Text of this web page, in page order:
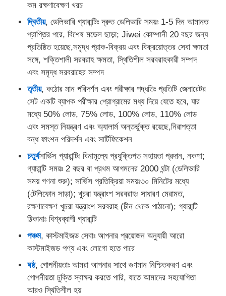
কম রক্ষণাবেক্ষণ খরচ
দ্বিতীয়, ডেলিভারি গ্যারান্টিঃ দ্রুত ডেলিভারি সময়ঃ 1-5 দিন আমানত
প্রাপ্তির পরে, বিশেষ মডেল ছাড়া; Jiwei কোম্পানী 20 বছর জন্য
প্রতিষ্ঠিত হয়েছে,সমৃদ্ধ প্রাক-বিক্রয় এবং বিক্রয়োত্তর সেবা ক্ষমতা
সঙ্গে, শক্তিশালী সরবরাহ ক্ষমতা, স্থিতিশীল সরবরাহকারী সম্পদ
এবং সমৃদ্ধ সরবরাহের সম্পদ
তৃতীয়, কঠোর মান পরিদর্শন এবং পরীক্ষার পদ্ধতিঃ প্রতিটি জেনারেটর
সেট একটি ব্যাপক পরীক্ষার প্রোগ্রামের মধ্য দিয়ে যেতে হবে, যার
মধ্যে 50% লোড, 75% লোড, 100% লোড, 110% লোড
এবং সমস্ত নিয়ন্ত্রণ এবং অ্যালার্ম অন্তর্ভুক্ত রয়েছে,নিরাপত্তা
বন্ধ ফাংশন পরিদর্শন এবং সার্টিফিকেশন
চতুর্থসার্ভিস গ্যারান্টিঃ বিনামূল্যে প্রযুক্তিগত সহায়তা প্রদান, নকশা;
গ্যারান্টি সময়ঃ 2 বছর বা প্রথম আগমনের 2000 ঘন্টা (ডেলিভারি
সময় গণনা শুরু); সার্ভিস প্রতিক্রিয়া সময়ঃ৩০ মিনিটের মধ্যে
(টেলিফোন সাড়া); খুচরা যন্ত্রাংশ সরবরাহঃ সাধারণ মেরামত,
রক্ষণাবেক্ষণ খুচরা যন্ত্রাংশ সরবরাহ (চীন থেকে পাঠানো); গ্যারান্টি
ঠিকানাঃ বিশ্বব্যাপী গ্যারান্টি
পঞ্চম, কাস্টমাইজড সেবাঃ আপনার প্রয়োজন অনুযায়ী আরো
কাস্টমাইজড পণ্য এবং লোগো হতে পারে
ষষ্ঠ, গোপনীয়তাঃ আমরা আপনার সাথে গুণমান নিশ্চিতকরণ এবং
গোপনীয়তা চুক্তি স্বাক্ষর করতে পারি, যাতে আমাদের সহযোগিতা
আরও স্থিতিশীল হয়